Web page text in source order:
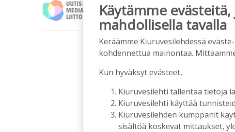
Käytämme
mahdollisella tavalla
Keräämme Kiuruvesilehdessä
kohdennettua mainontaa.
Kun hyväksyt evästeet,
Kiuruvesilehti tallentaa tietoja
Kiuruvesilehti käyttää
Kiuruvesilehden kumppanit
sisältöä koskevat mittaukset,